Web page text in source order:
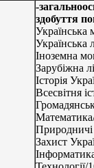
-
здобуття
Українська
Українська
Іноземна
Зарубіжна
Історія
Всесвітня
Захист